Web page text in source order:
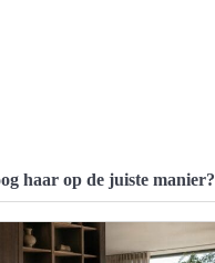
haar op de juiste manier?